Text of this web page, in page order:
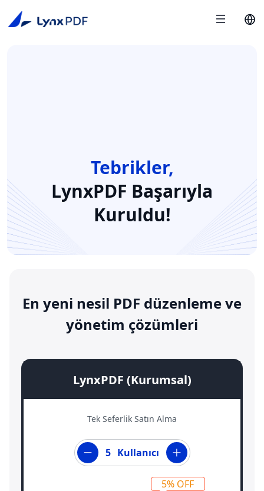
Tebrikler,
LynxPDF Başarıyla
Kuruldu!
En yeni nesil PDF düzenleme ve
yönetim çözümleri
LynxPDF (Kurumsal)
Tek Seferlik Satın Alma
Kullanıcı
5% OFF